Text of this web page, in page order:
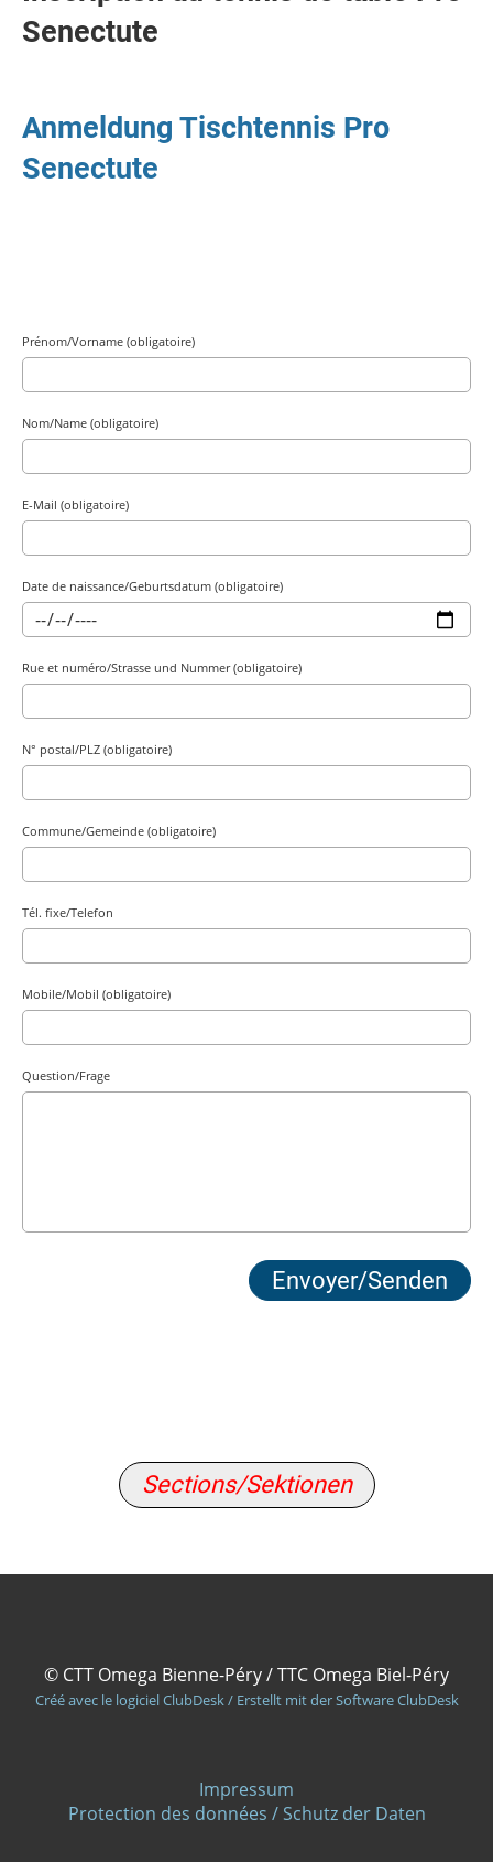
Senectute
Anmeldung Tischtennis Pro
Senectute
Prénom/Vorname (obligatoire)
Nom/Name (obligatoire)
E-Mail (obligatoire)
Date de naissance/Geburtsdatum (obligatoire)
Rue et numéro/Strasse und Nummer (obligatoire)
N° postal/PLZ (obligatoire)
Commune/Gemeinde (obligatoire)
Tél. fixe/Telefon
Mobile/Mobil (obligatoire)
Question/Frage
Sections/Sektionen
© CTT Omega Bienne-Péry / TTC Omega Biel-Péry
Créé avec le logiciel ClubDesk / Erstellt mit der Software ClubDesk
Impressum
Protection des données / Schutz der Daten